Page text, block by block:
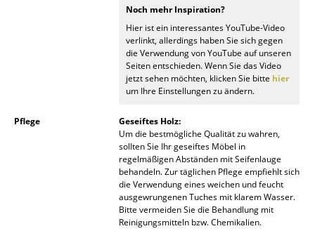
Kinderbetten
Nachttische & Bettzubehör
Noch mehr Inspiration?
Hier ist ein interessantes YouTube-Video
verlinkt, allerdings haben Sie sich gegen
die Verwendung von YouTube auf unseren
Seiten entschieden. Wenn Sie das Video
jetzt sehen möchten, klicken Sie bitte hier
um Ihre Einstellungen zu ändern.
Pflege
Geseiftes Holz:
Um die bestmögliche Qualität zu wahren,
sollten Sie Ihr geseiftes Möbel in
regelmäßigen Abständen mit Seifenlauge
behandeln. Zur täglichen Pflege empfiehlt sich
die Verwendung eines weichen und feucht
ausgewrungenen Tuches mit klarem Wasser.
Bitte vermeiden Sie die Behandlung mit
Reinigungsmitteln bzw. Chemikalien.